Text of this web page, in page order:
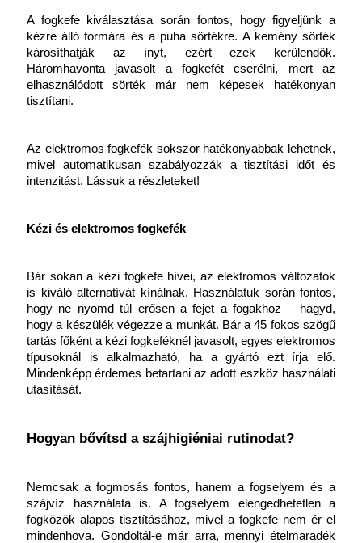
A fogkefe kiválasztása során fontos, hogy figyeljünk a
kézre álló formára és a puha sörtékre. A kemény sörték
károsíthatják az ínyt, ezért ezek kerülendők.
Háromhavonta javasolt a fogkefét cserélni, mert az
elhasználódott sörték már nem képesek hatékonyan
tisztítani.
Az elektromos fogkefék sokszor hatékonyabbak lehetnek,
mivel automatikusan szabályozzák a tisztítási időt és
intenzitást. Lássuk a részleteket!
Kézi és elektromos fogkefék
Bár sokan a kézi fogkefe hívei, az elektromos változatok
is kiváló alternatívát kínálnak. Használatuk során fontos,
hogy ne nyomd túl erősen a fejet a fogakhoz – hagyd,
hogy a készülék végezze a munkát. Bár a 45 fokos szögű
tartás főként a kézi fogkeféknél javasolt, egyes elektromos
típusoknál is alkalmazható, ha a gyártó ezt írja elő.
Mindenképp érdemes betartani az adott eszköz használati
utasítását.
Hogyan bővítsd a szájhigiéniai rutinodat?
Nemcsak a fogmosás fontos, hanem a fogselyem és a
szájvíz használata is. A fogselyem elengedhetetlen a
fogközök alapos tisztításához, mivel a fogkefe nem ér el
mindenhova. Gondoltál-e már arra, mennyi ételmaradék